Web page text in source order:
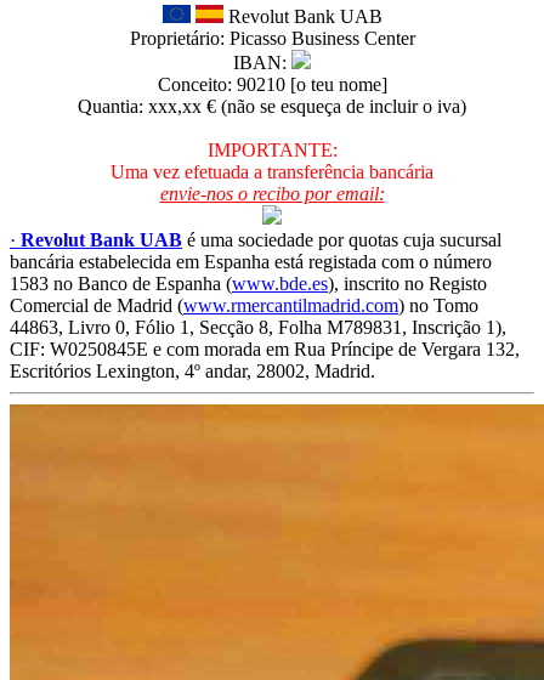
Revolut Bank UAB
Proprietário: Picasso Business Center
IBAN:
Conceito: 90210 [o teu nome]
Quantia: xxx,xx € (não se esqueça de incluir o iva)
IMPORTANTE:
Uma vez efetuada a transferência bancária
envie-nos o recibo por email:
· Revolut Bank UAB é uma sociedade por quotas cuja sucursal
bancária estabelecida em Espanha está registada com o número
1583 no Banco de Espanha (www.bde.es), inscrito no Registo
Comercial de Madrid (www.rmercantilmadrid.com) no Tomo
44863, Livro 0, Fólio 1, Secção 8, Folha M789831, Inscrição 1),
CIF: W0250845E e com morada em Rua Príncipe de Vergara 132,
Escritórios Lexington, 4º andar, 28002, Madrid.